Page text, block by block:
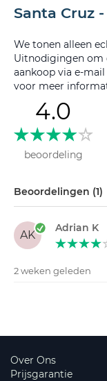
Santa Cruz
We tonen alleen
Uitnodigingen om
aankoop via e-
voor meer
4.0
beoordeling
Beoordelingen (1)
AK
Adrian K
2 weken geleden
Over Ons
Prijsgarantie